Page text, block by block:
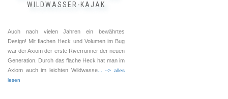
WILDWASSER-KAJAK
Auch nach vielen Jahren ein bewährtes
Design! Mit flachen Heck und Volumen im Bug
war der Axiom der erste Riverrunner der neuen
Generation. Durch das flache Heck hat man im
Axiom auch im leichten Wildwasse... --> alles
lesen